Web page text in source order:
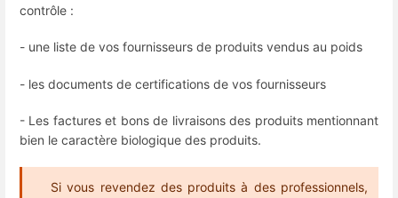
contrôle :
- une liste de vos fournisseurs de produits vendus au poids
- les documents de certifications de vos fournisseurs
- Les factures et bons de livraisons des produits mentionnant
bien le caractère biologique des produits.
Si vous revendez des produits à des professionnels,